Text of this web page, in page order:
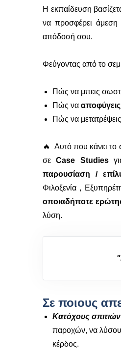
Η εκπαίδευση
να προσφέρει άμεση
απόδοσή σου.
Φεύγοντας από το
Πώς να μπεις
Πώς να
Πώς να
🔥 Αυτό που κάνει το
σεCase Studies
παρουσίαση /
Φιλοξενία ,
οποιαδήποτε
λύση.
Σε ποιους
Κατόχους σπιτιών
παροχών, να
κέρδος.